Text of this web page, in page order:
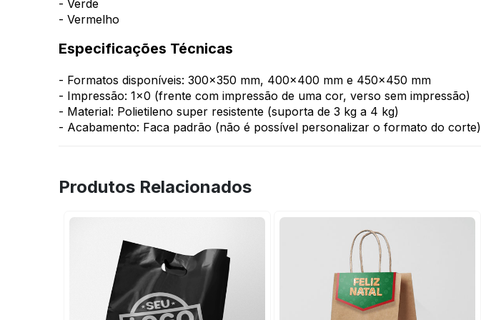
- Verde
- Vermelho
Especificações Técnicas
- Formatos disponíveis: 300x350 mm, 400x400 mm e 450x450 mm
- Impressão: 1x0 (frente com impressão de uma cor, verso sem impressão)
- Material: Polietileno super resistente (suporta de 3 kg a 4 kg)
- Acabamento: Faca padrão (não é possível personalizar o formato do corte)
Produtos Relacionados